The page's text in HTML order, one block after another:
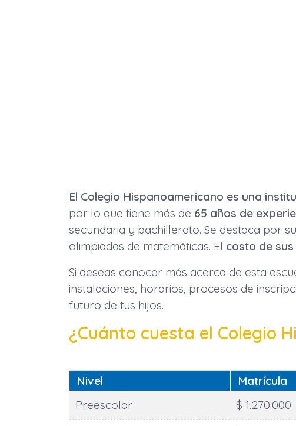
El Colegio Hispanoamericano es una
por lo que tiene más de 65 años de
secundaria y bachillerato. Se destaca por
olimpiadas de matemáticas. El costo de
Si deseas conocer más acerca de esta
instalaciones, horarios, procesos de
futuro de tus hijos.
¿Cuánto cuesta el Colegio
Nivel Matrícula
Preescolar
$ 1.270.000